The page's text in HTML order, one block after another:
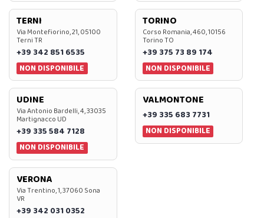
TERNI
Via Montefiorino, 21, 05100
Terni TR
+39 342 851 6535
NON DISPONIBILE
TORINO
Corso Romania, 460, 10156
Torino TO
+39 375 73 89 174
NON DISPONIBILE
UDINE
Via Antonio Bardelli, 4, 33035
Martignacco UD
+39 335 584 7128
NON DISPONIBILE
VALMONTONE
+39 335 683 7731
NON DISPONIBILE
VERONA
Via Trentino, 1, 37060 Sona
VR
+39 342 031 0352